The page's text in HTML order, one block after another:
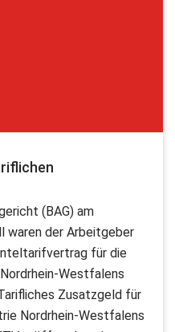
(BAG) am
waren der Arbeitgeber
für die
Westfalens
Zusatzgeld für
Nordrhein-Westfalens